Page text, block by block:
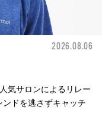
2026.08.06
気サロンによるリレー
ドを逃さずキャッチ